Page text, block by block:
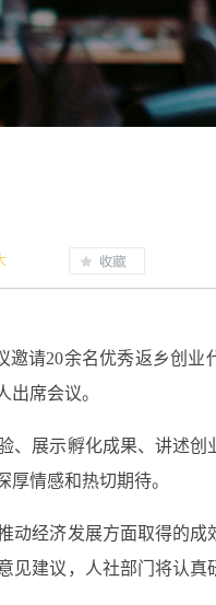
请20余名优秀返乡创业
席会议。
展示孵化成果、讲述创
情感和热切期待。
动经济发展方面取得的成
见建议，人社部门将认真